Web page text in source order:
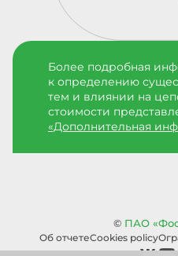
Более подробная
к определению
тем и влиянии на
стоимости
«Дополнительная
© ПАО
Об отчетеCookies policy